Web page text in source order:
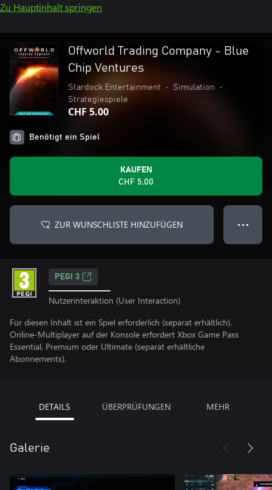
Zu Hauptinhalt springen
Offworld Trading Company - Blue
Chip Ventures
Stardock Entertainment • Simulation
•
Strategiespiele
CHF 5.00
Benötigt ein Spiel
KAUFEN
CHF 5.00
ZUR WUNSCHLISTE HINZUFÜGEN ● ● ●
PEGI 3
Nutzerinteraktion (User Interaction)
Für diesen Inhalt ist ein Spiel erforderlich (separat erhältlich).
Online-Multiplayer auf der Konsole erfordert Xbox Game Pass
Essential, Premium oder Ultimate (separat erhältliche
Abonnements).
DETAILS ÜBERPRÜFUNGEN MEHR
Galerie